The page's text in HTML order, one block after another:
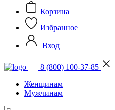
Корзина
Избранное
Вход
8 (800) 100-37-85
Женщинам
Мужчинам